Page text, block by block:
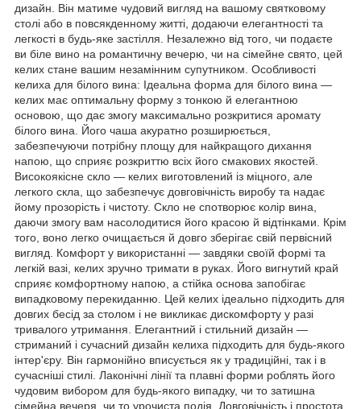
дизайн. Він матиме чудовий вигляд на вашому святковому
столі або в повсякденному житті, додаючи елегантності та
легкості в будь-яке застілля. Незалежно від того, чи подаєте
ви біле вино на романтичну вечерю, чи на сімейне свято, цей
келих стане вашим незамінним супутником. Особливості
келиха для білого вина: Ідеальна форма для білого вина —
келих має оптимальну форму з тонкою й елегантною
основою, що дає змогу максимально розкритися аромату
білого вина. Його чаша акуратно розширюється,
забезпечуючи потрібну площу для найкращого дихання
напою, що сприяє розкриттю всіх його смакових якостей.
Високоякісне скло — келих виготовлений із міцного, але
легкого скла, що забезпечує довговічність виробу та надає
йому прозорість і чистоту. Скло не спотворює колір вина,
даючи змогу вам насолодитися його красою й відтінками. Крім
того, воно легко очищається й довго зберігає свій первісний
вигляд. Комфорт у використанні — завдяки своїй формі та
легкій вазі, келих зручно тримати в руках. Його вигнутий край
сприяє комфортному напою, а стійка основа запобігає
випадковому перекиданню. Цей келих ідеально підходить для
довгих бесід за столом і не викликає дискомфорту у разі
тривалого утримання. Елегантний і стильний дизайн —
стриманий і сучасний дизайн келиха підходить для будь-якого
інтер'єру. Він гармонійно вписується як у традиційні, так і в
сучасніші стилі. Лаконічні лінії та плавні форми роблять його
чудовим вибором для будь-якого випадку, чи то затишна
сімейна вечеря, чи то урочиста подія. Довговічність і простота